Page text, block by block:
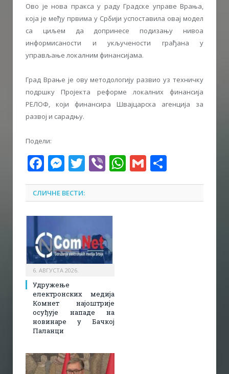
Ово је нова пракса у раду Градске управе Врања,
која је међу првима у Србији успоставила овај модел
са циљем да допринесе подизању нивоа
информисаности и укључености грађана у
управљање локалним финансијама.
Град Врање је ову методологију развио уз техничку
подршку Пројекта реформе локалних финансија
РЕЛОФ, који финансира Швајцарска агенција за
развој и сарадњу.
Подели:
Facebook
Messenger
Twitter
ViberWhatsApp
Gmail
СЛИЧНЕ ВЕСТИ:
6. АВГУСТА 2026.
Удружење
електронских медија
Комнет најоштрије
осуђује нападе на
новинаре у Бачкој
Паланци